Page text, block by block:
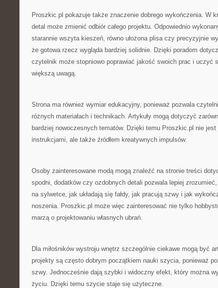
Proszkic.pl pokazuje także znaczenie dobrego wykończenia. W
detal może zmienić odbiór całego projektu. Odpowiednio
starannie wszyta kieszeń, równo ułożona plisa czy precyzyjnie
że gotowa rzecz wygląda bardziej solidnie. Dzięki poradom
czytelnik może stopniowo poprawiać jakość swoich prac i uczyć
większą uwagą.
Strona ma również wymiar edukacyjny, ponieważ pozwala
różnych materiałach i technikach. Artykuły mogą dotyczyć
bardziej nowoczesnych tematów. Dzięki temu Proszkic.pl nie
instrukcjami, ale także źródłem kreatywnych impulsów.
Osoby zainteresowane modą mogą znaleźć na stronie treści
spodni, dodatków czy ozdobnych detali pozwala lepiej
na sylwetce, jak układają się fałdy, jak pracują szwy i jak
noszenia. Proszkic.pl może więc zainteresować nie tylko
marzą o projektowaniu własnych ubrań.
Dla miłośników wystroju wnętrz szczególnie ciekawe mogą być
projekty są często dobrym początkiem nauki szycia, ponieważ
szwy. Jednocześnie dają szybki i widoczny efekt, który można
życiu. Dzięki temu szycie staje się użyteczne.